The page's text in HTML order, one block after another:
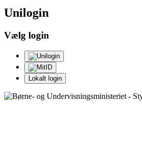
Unilogin
Vælg login
Lokalt login